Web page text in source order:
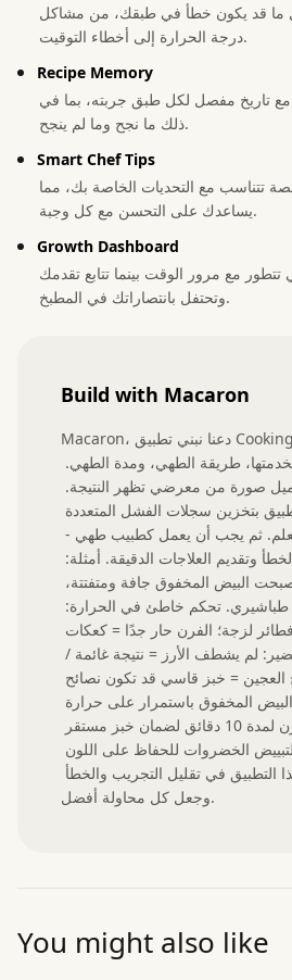
قد يكون خطأ في طبقك، من مشاكل
درجة الحرارة إلى أخطاء التوقيت.
Recipe Memory
تاريخ مفصل لكل طبق جربته، بما في
ذلك ما نجح وما لم ينجح.
Smart Chef Tips
تتناسب مع التحديات الخاصة بك، مما
يساعدك على التحسن مع كل وجبة.
Growth Dashboard
مع مرور الوقت بينما تتابع تقدمك
وتحتفل بانتصاراتك في المطبخ.
Build with Macaron
Macaron، دعنا نبني تطبيق Cooking Debugger. سأدخل
وجعل كل محاولة أفضل.
You might also like